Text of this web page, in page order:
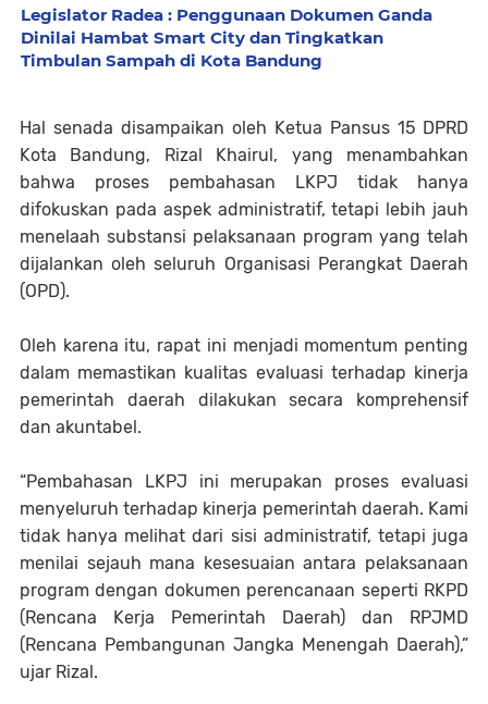
Legislator Radea : Penggunaan Dokumen Ganda
Dinilai Hambat Smart City dan Tingkatkan
Timbulan Sampah di Kota Bandung
Hal senada disampaikan oleh Ketua Pansus 15 DPRD
Kota Bandung, Rizal Khairul, yang menambahkan
bahwa proses pembahasan LKPJ tidak hanya
difokuskan pada aspek administratif, tetapi lebih jauh
menelaah substansi pelaksanaan program yang telah
dijalankan oleh seluruh Organisasi Perangkat Daerah
(OPD).
Oleh karena itu, rapat ini menjadi momentum penting
dalam memastikan kualitas evaluasi terhadap kinerja
pemerintah daerah dilakukan secara komprehensif
dan akuntabel.
“Pembahasan LKPJ ini merupakan proses evaluasi
menyeluruh terhadap kinerja pemerintah daerah. Kami
tidak hanya melihat dari sisi administratif, tetapi juga
menilai sejauh mana kesesuaian antara pelaksanaan
program dengan dokumen perencanaan seperti RKPD
(Rencana Kerja Pemerintah Daerah) dan RPJMD
(Rencana Pembangunan Jangka Menengah Daerah),”
ujar Rizal.